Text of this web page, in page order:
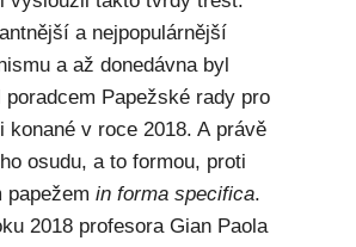
a nejpopulárnější
a až donedávna byl
Papežské rady pro
konané v roce 2018. A právě
osudu, a to formou, proti
papežemin forma specifica.
2018 profesora Gian Paola